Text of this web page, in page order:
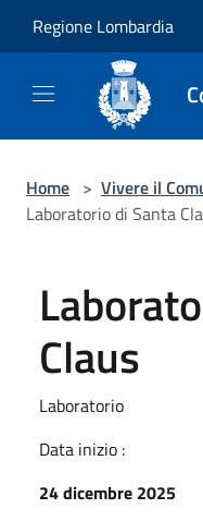
Regione Lombardia
Home > Vivere il
Laboratorio di Santa
Claus
Laboratorio
Data inizio :
24 dicembre 2025